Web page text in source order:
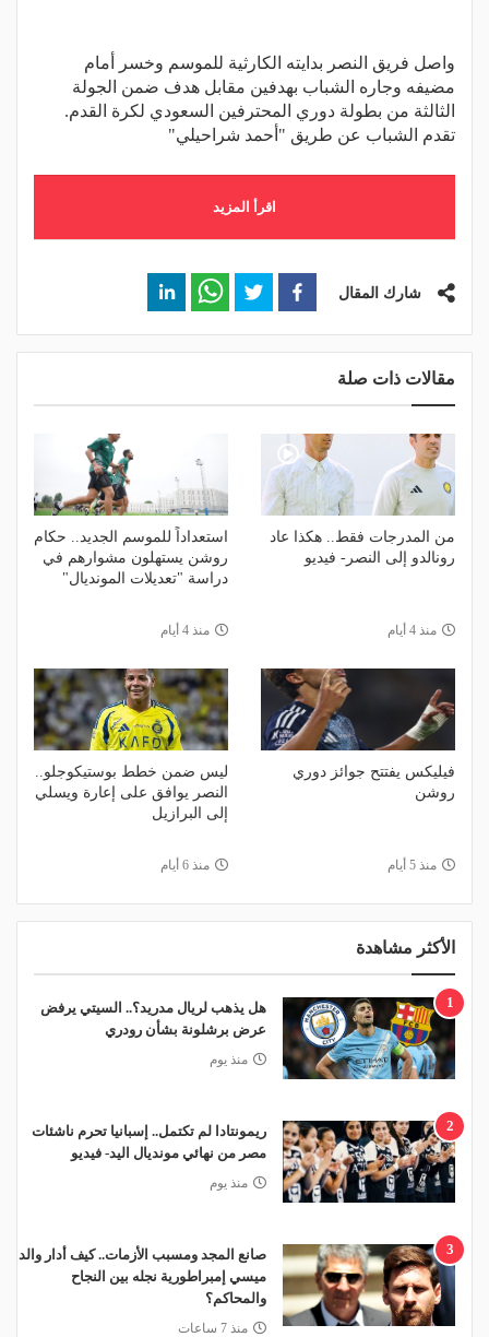
واصل فريق النصر بدايته الكارثية للموسم وخسر أمام
مضيفه وجاره الشباب بهدفين مقابل هدف ضمن الجولة
الثالثة من بطولة دوري المحترفين السعودي لكرة القدم.
تقدم الشباب عن طريق "أحمد شراحيلي"
اقرأ المزيد
شارك المقال
مقالات ذات صلة
من المدرجات فقط.. هكذا عاد
رونالدو إلى النصر- فيديو
منذ 4 أيام
استعداداً للموسم الجديد.. حكام
روشن يستهلون مشوارهم في
دراسة "تعديلات المونديال"
منذ 4 أيام
فيليكس يفتتح جوائز دوري
روشن
منذ 5 أيام
ليس ضمن خطط بوستيكوجلو..
النصر يوافق على إعارة ويسلي
إلى البرازيل
منذ 6 أيام
الأكثر مشاهدة
1
هل يذهب لريال مدريد؟.. السيتي يرفض
عرض برشلونة بشأن رودري
منذ يوم
2
ريمونتادا لم تكتمل.. إسبانيا تحرم ناشئات
مصر من نهائي مونديال اليد- فيديو
منذ يوم
3
صانع المجد ومسبب الأزمات.. كيف أدار والد
ميسي إمبراطورية نجله بين النجاح
والمحاكم؟
منذ 7 ساعات